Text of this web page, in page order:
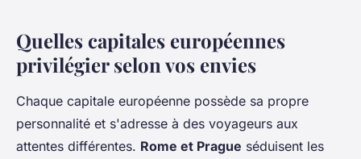
Quelles capitales européennes
privilégier selon vos envies
Chaque capitale européenne possède sa propre
personnalité et s'adresse à des voyageurs aux
attentes différentes. Rome et Prague séduisent les